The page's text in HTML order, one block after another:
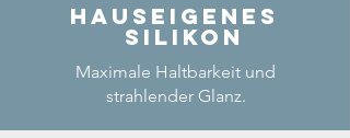
Hauseigenes
Silikon
Maximale Haltbarkeit und
strahlender Glanz.